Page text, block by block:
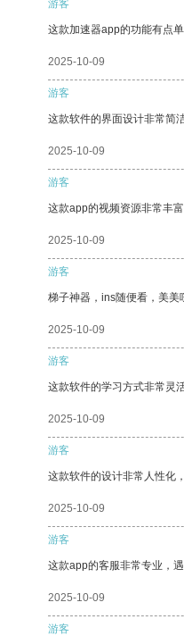
游客
这款加速器app的功能有点
2025-10-09
游客
这款软件的界面设计非常简
2025-10-09
游客
这款app的视频资源非常丰
2025-10-09
游客
梯子神器，ins随便看，美美
2025-10-09
游客
这款软件的学习方式非常灵
2025-10-09
游客
这款软件的设计非常人性化
2025-10-09
游客
这款app的客服非常专业，
2025-10-09
游客